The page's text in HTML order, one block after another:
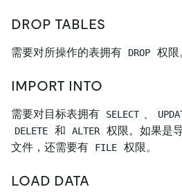
DROP TABLES
需要对所操作的表拥有 DROP 权限
IMPORT INTO
需要对目标表拥有 SELECT
DELETE 和 ALTER
权限。如果是
文件，还需要有
FILE 权限。
LOAD DATA